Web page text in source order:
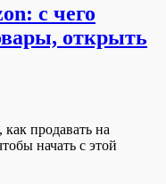
с чего
открыть
продавать на
начать с этой